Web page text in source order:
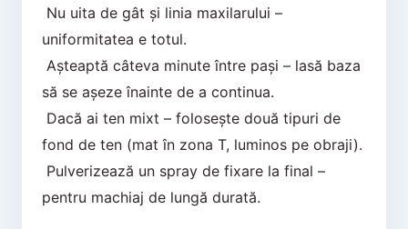
Nu uita de gât și linia maxilarului –
uniformitatea e totul.
Așteaptă câteva minute între pași – lasă baza
să se așeze înainte de a continua.
Dacă ai ten mixt – folosește două tipuri de
fond de ten (mat în zona T, luminos pe obraji).
Pulverizează un spray de fixare la final –
pentru machiaj de lungă durată.